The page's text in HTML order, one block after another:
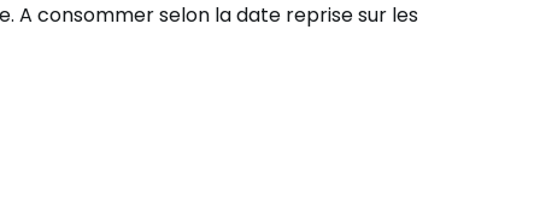
A consommer selon la date reprise sur les